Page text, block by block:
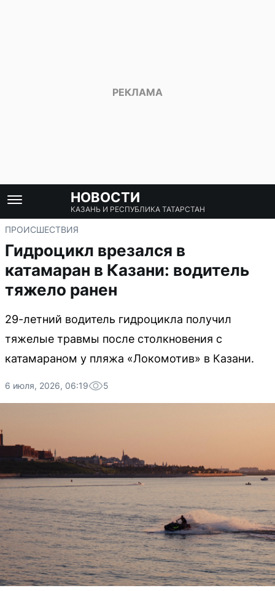
НОВОСТИ
КАЗАНЬ И РЕСПУБЛИКА ТАТАРСТАН
ПРОИСШЕСТВИЯ
Гидроцикл врезался в
катамаран в Казани: водитель
тяжело ранен
29-летний водитель гидроцикла получил
тяжелые травмы после столкновения с
катамараном у пляжа «Локомотив» в Казани.
6 июля, 2026, 06:19 5